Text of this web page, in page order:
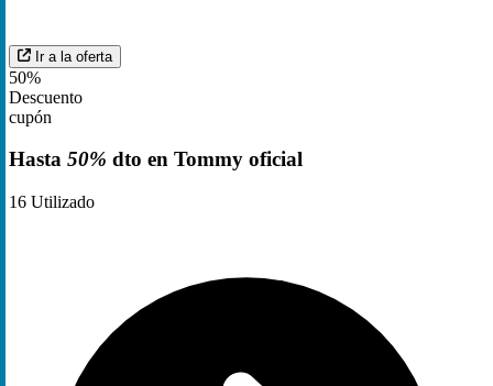
Ir a la oferta
50%
Descuento
cupón
Hasta 50% dto en Tommy oficial
16 Utilizado